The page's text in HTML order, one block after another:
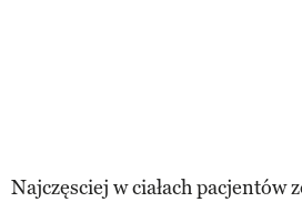
Najczęsciej w ciałach pacjentów